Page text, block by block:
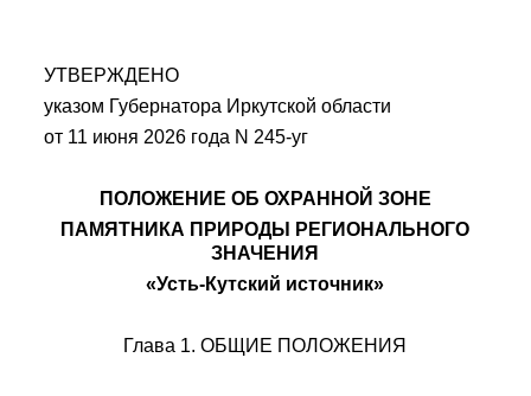
УТВЕРЖДЕНО
указом Губернатора Иркутской области
от 11 июня 2026 года N 245-уг
ПОЛОЖЕНИЕ ОБ ОХРАННОЙ ЗОНЕ
ПАМЯТНИКА ПРИРОДЫ РЕГИОНАЛЬНОГО
ЗНАЧЕНИЯ
«Усть-Кутский источник»
Глава 1. ОБЩИЕ ПОЛОЖЕНИЯ